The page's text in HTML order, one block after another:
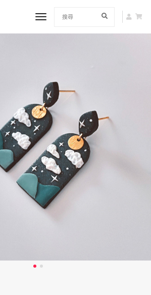
toggle navigation